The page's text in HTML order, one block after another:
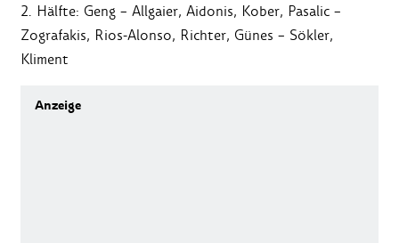
2. Hälfte: Geng – Allgaier, Aidonis, Kober, Pasalic –
Zografakis, Rios-Alonso, Richter, Günes – Sökler,
Kliment